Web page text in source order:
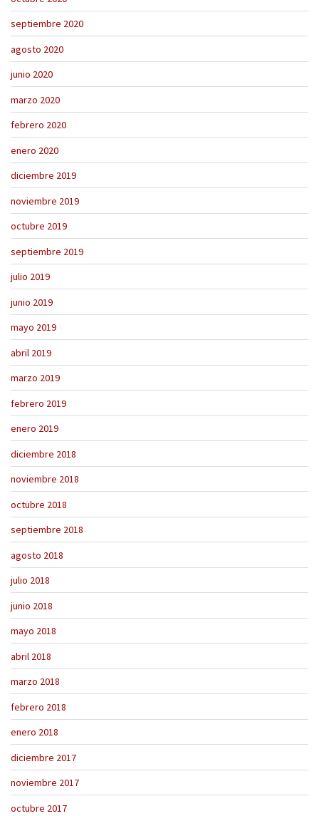
septiembre 2020
agosto 2020
junio 2020
marzo 2020
febrero 2020
enero 2020
diciembre 2019
noviembre 2019
octubre 2019
septiembre 2019
julio 2019
junio 2019
mayo 2019
abril 2019
marzo 2019
febrero 2019
enero 2019
diciembre 2018
noviembre 2018
octubre 2018
septiembre 2018
agosto 2018
julio 2018
junio 2018
mayo 2018
abril 2018
marzo 2018
febrero 2018
enero 2018
diciembre 2017
noviembre 2017
octubre 2017